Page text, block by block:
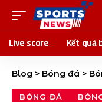
Live score Kết quả
Blog > Bóng đá >
BÓNG ĐÁ